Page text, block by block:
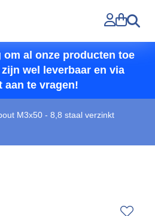
Zoeken
om al onze producten toe
wel leverbaar en via
aan te vragen!
M3x50 - 8,8 staal verzinkt